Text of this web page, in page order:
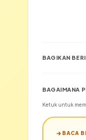
BAGIKAN
BAGAIMANA
Ketuk untuk
BACA